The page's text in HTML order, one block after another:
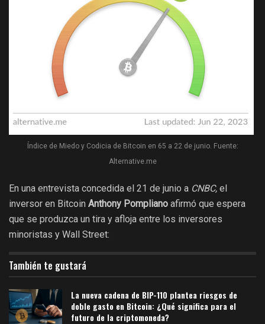
Índice de Miedo y Codicia de Bitcoin en 65 a 22 de junio. Fuente:
Alternative.me
En una entrevista concedida el 21 de junio a CNBC, el
inversor en Bitcoin Anthony Pompliano afirmó que espera
que se produzca un tira y afloja entre los inversores
minoristas y Wall Street:
También te gustará
La nueva cadena de BIP-110 plantea riesgos de
doble gasto en Bitcoin: ¿Qué significa para el
futuro de la criptomoneda?